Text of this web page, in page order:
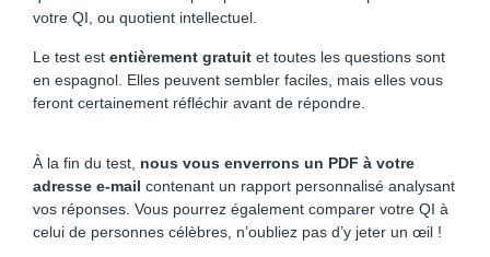
votre QI, ou quotient intellectuel.
Le test est entièrement gratuit et toutes les questions sont
en espagnol. Elles peuvent sembler faciles, mais elles vous
feront certainement réfléchir avant de répondre.
À la fin du test, nous vous enverrons un PDF à votre
adresse e-mail contenant un rapport personnalisé analysant
vos réponses. Vous pourrez également comparer votre QI à
celui de personnes célèbres, n’oubliez pas d’y jeter un œil !